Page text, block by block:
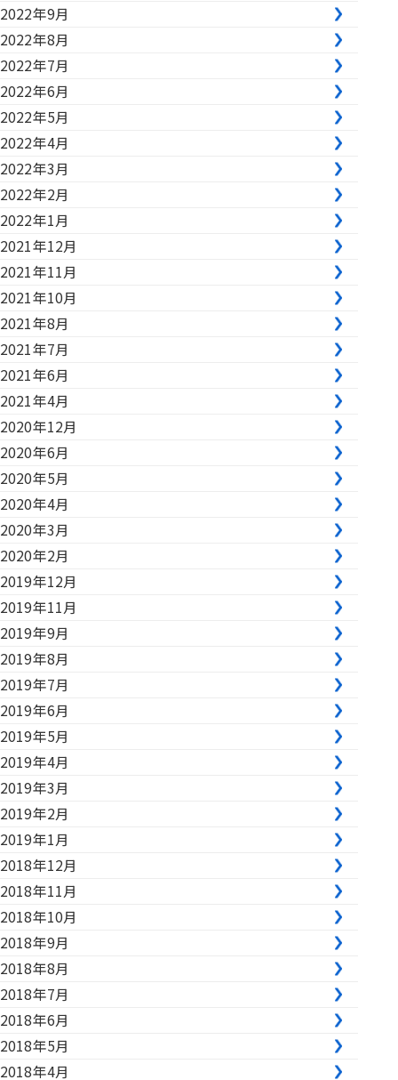
2022年9月
2022年8月
2022年7月
2022年6月
2022年5月
2022年4月
2022年3月
2022年2月
2022年1月
2021年12月
2021年11月
2021年10月
2021年8月
2021年7月
2021年6月
2021年4月
2020年12月
2020年6月
2020年5月
2020年4月
2020年3月
2020年2月
2019年12月
2019年11月
2019年9月
2019年8月
2019年7月
2019年6月
2019年5月
2019年4月
2019年3月
2019年2月
2019年1月
2018年12月
2018年11月
2018年10月
2018年9月
2018年8月
2018年7月
2018年6月
2018年5月
2018年4月